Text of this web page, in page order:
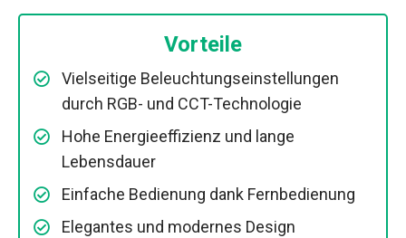
Vorteile
Vielseitige Beleuchtungseinstellungen
durch RGB- und CCT-Technologie
Hohe Energieeffizienz und lange
Lebensdauer
Einfache Bedienung dank Fernbedienung
Elegantes und modernes Design